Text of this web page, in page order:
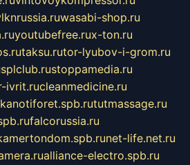
wasabi-shop.ru
youtubefree.rux-ton.ru
taksu.rutor-lyubov-i-grom.ru
splclub.rustoppamedia.ru
ivrit.rucleanmedicine.ru
kanotiforet.spb.rututmassage.ru
falcorussia.ru
net-life.net.ru
alliance-electro.spb.ru